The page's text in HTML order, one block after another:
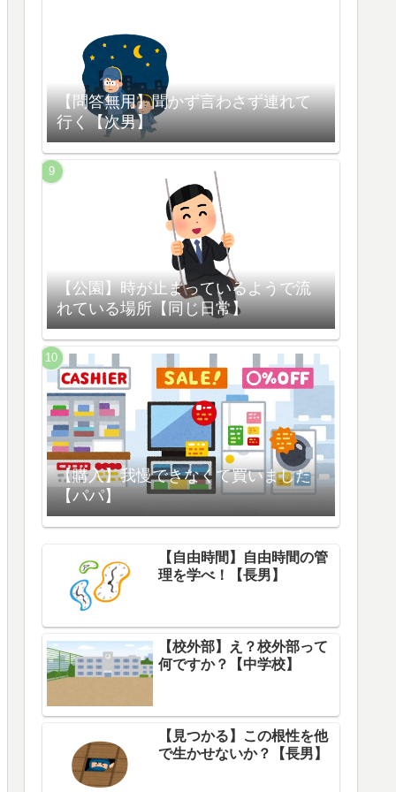
【問答無用】聞かず言わさず連れて
行く【次男】
【公園】時が止まっているようで流
れている場所【同じ日常】
【購入】我慢できなくて買いました
【パパ】
【自由時間】自由時間の管
理を学べ！【長男】
【校外部】え？校外部って
何ですか？【中学校】
【見つかる】この根性を他
で生かせないか？【長男】